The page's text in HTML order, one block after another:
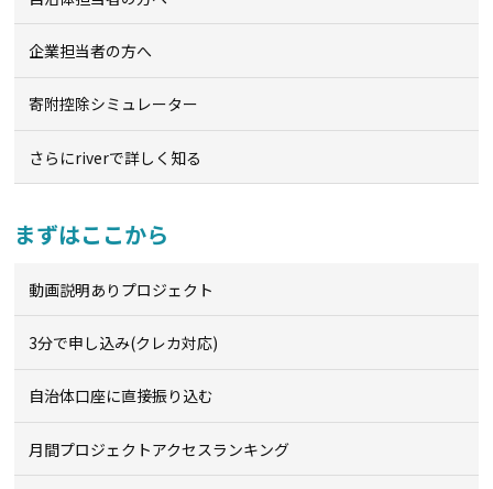
企業担当者の方へ
寄附控除シミュレーター
さらにriverで詳しく知る
まずはここから
動画説明ありプロジェクト
3分で申し込み(クレカ対応)
自治体口座に直接振り込む
月間プロジェクトアクセスランキング